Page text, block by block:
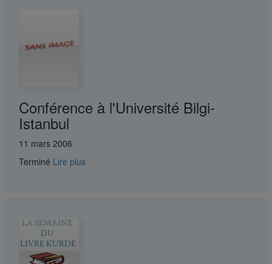
Conférence à l'Université Bilgi-
Istanbul
11 mars 2006
Terminé Lire plus